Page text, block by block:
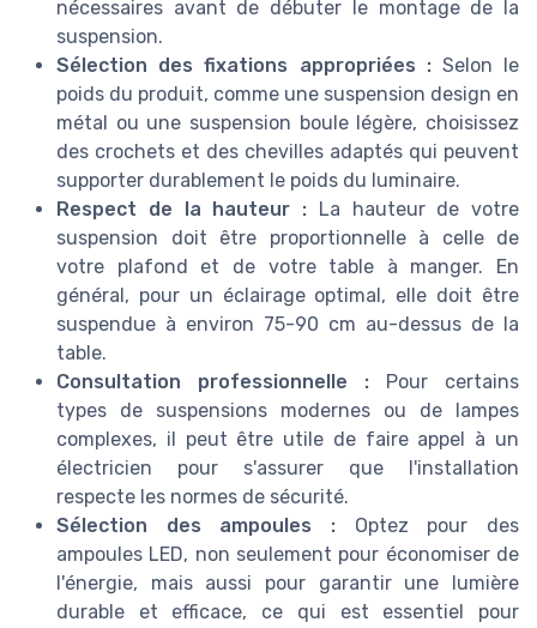
nécessaires avant de débuter le montage de la
suspension.
Sélection des fixations appropriées :Selon le
poids du produit, comme une suspension design en
métal ou une suspension boule légère, choisissez
des crochets et des chevilles adaptés qui peuvent
supporter durablement le poids du luminaire.
Respect de la hauteur : La hauteur de votre
suspension doit être proportionnelle à celle de
votre plafond et de votre table à manger. En
général, pour un éclairage optimal, elle doit être
suspendue à environ 75-90 cm au-dessus de la
table.
Consultation professionnelle : Pour certains
types de suspensions modernes ou de lampes
complexes, il peut être utile de faire appel à un
électricien pour s'assurer que l'installation
respecte les normes de sécurité.
Sélection des ampoules : Optez pour des
ampoules LED, non seulement pour économiser de
l'énergie, mais aussi pour garantir une lumière
durable et efficace, ce qui est essentiel pour